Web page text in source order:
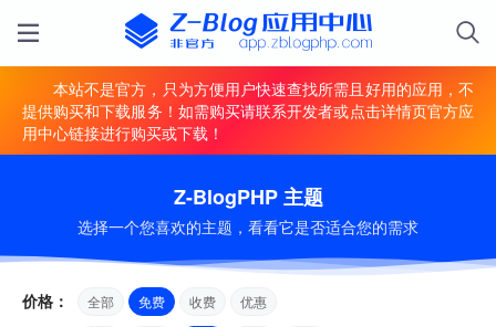
本站不是官方，只为方便用户快速查找所需且好用的应用，不
提供购买和下载服务！如需购买请联系开发者或点击详情页官方应
用中心链接进行购买或下载！
Z-BlogPHP 主题
选择一个您喜欢的主题，看看它是否适合您的需求
价格： 全部 免费 收费 优惠